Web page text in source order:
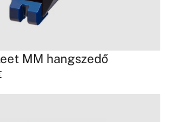
MM hangszedő